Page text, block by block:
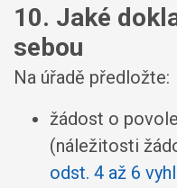
10. Jaké
sebou
Na úřadě předložte:
žádost o
(náležitosti
odst. 4 až 6